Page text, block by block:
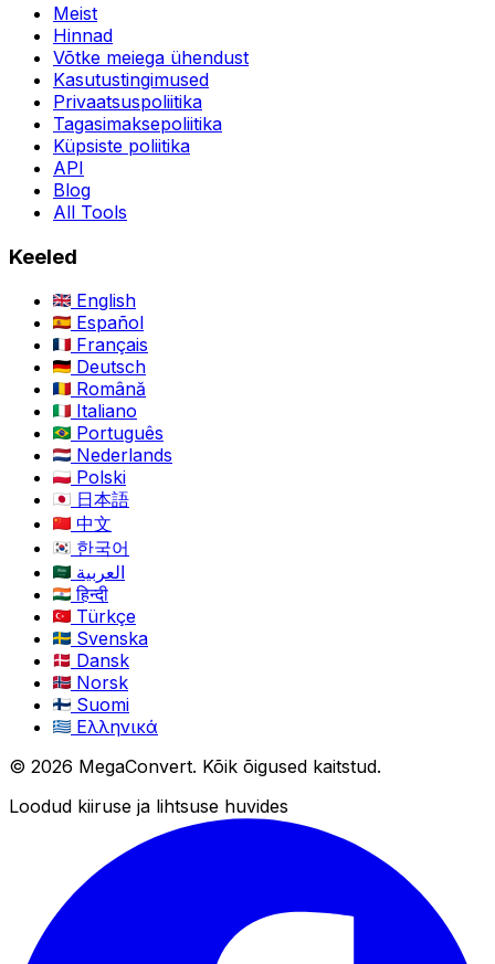
Meist
Hinnad
Võtke meiega ühendust
Kasutustingimused
Privaatsuspoliitika
Tagasimaksepoliitika
Küpsiste poliitika
API
Blog
All Tools
Keeled
English
Español
Français
Deutsch
Română
Italiano
Português
Nederlands
Polski
日本語
中文
한국어
العربية
हिन्दी
Türkçe
Svenska
Dansk
Norsk
Suomi
Ελληνικά
© 2026 MegaConvert. Kõik õigused kaitstud.
Loodud kiiruse ja lihtsuse huvides